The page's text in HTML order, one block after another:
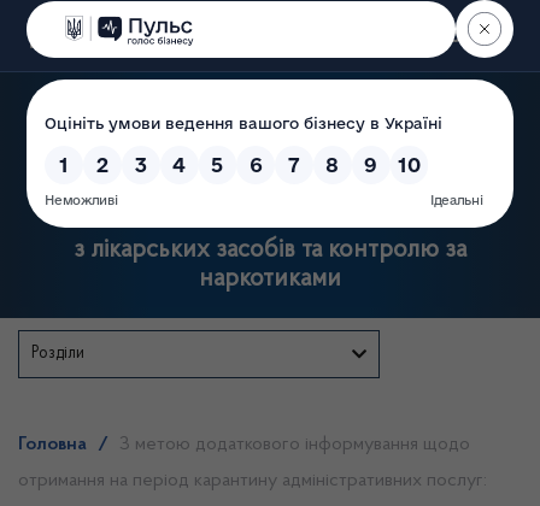
Пошук
Державна служба України
з лікарських засобів та контролю за
наркотиками
Розділи
Головна /
З метою додаткового інформування щодо
отримання на період карантину адміністративних послуг: